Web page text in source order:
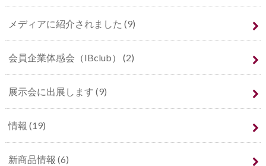
メディアに紹介されました (9)
会員企業体感会（IBclub） (2)
展示会に出展します (9)
情報 (19)
新商品情報 (6)